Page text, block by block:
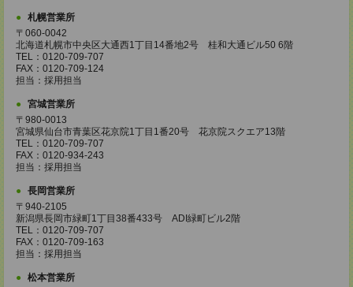
札幌営業所
〒060-0042
北海道札幌市中央区大通西1丁目14番地2号 桂和大通ビル50 6階
TEL：0120-709-707
FAX：0120-709-124
担当：採用担当
宮城営業所
〒980-0013
宮城県仙台市青葉区花京院1丁目1番20号 花京院スクエア13階
TEL：0120-709-707
FAX：0120-934-243
担当：採用担当
長岡営業所
〒940-2105
新潟県長岡市緑町1丁目38番433号 ADI緑町ビル2階
TEL：0120-709-707
FAX：0120-709-163
担当：採用担当
松本営業所